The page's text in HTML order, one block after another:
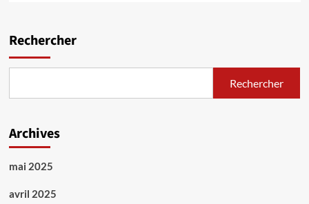
La
majorité
un
brutal
Rechercher
Rechercher
Archives
mai 2025
avril 2025